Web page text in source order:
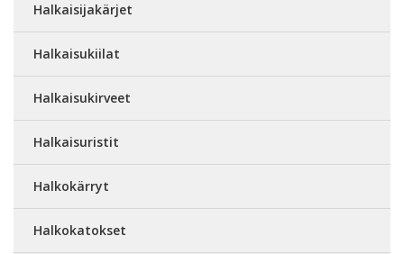
Halkaisijakärjet
Halkaisukiilat
Halkaisukirveet
Halkaisuristit
Halkokärryt
Halkokatokset